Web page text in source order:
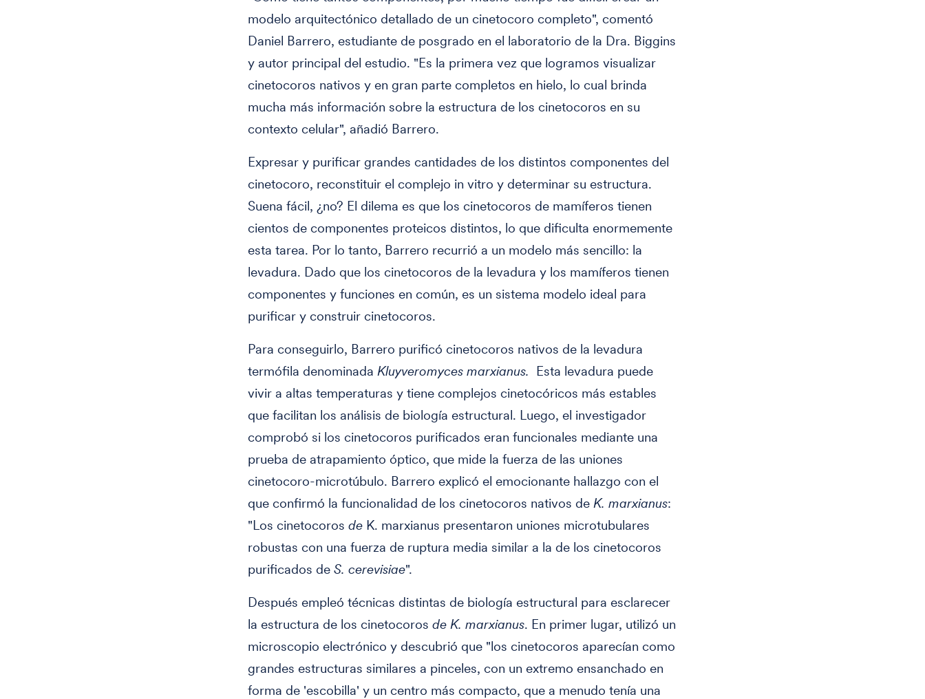
modelo arquitectónico detallado de un cinetocoro completo", comentó
Daniel Barrero, estudiante de posgrado en el laboratorio de la Dra. Biggins
y autor principal del estudio. "Es la primera vez que logramos visualizar
cinetocoros nativos y en gran parte completos en hielo, lo cual brinda
mucha más información sobre la estructura de los cinetocoros en su
contexto celular", añadió Barrero.
Expresar y purificar grandes cantidades de los distintos componentes del
cinetocoro, reconstituir el complejo in vitro y determinar su estructura.
Suena fácil, ¿no? El dilema es que los cinetocoros de mamíferos tienen
cientos de componentes proteicos distintos, lo que dificulta enormemente
esta tarea. Por lo tanto, Barrero recurrió a un modelo más sencillo: la
levadura. Dado que los cinetocoros de la levadura y los mamíferos tienen
componentes y funciones en común, es un sistema modelo ideal para
purificar y construir cinetocoros.
Para conseguirlo, Barrero purificó cinetocoros nativos de la levadura
termófila denominada Kluyveromyces marxianus. Esta levadura puede
vivir a altas temperaturas y tiene complejos cinetocóricos más estables
que facilitan los análisis de biología estructural. Luego, el investigador
comprobó si los cinetocoros purificados eran funcionales mediante una
prueba de atrapamiento óptico, que mide la fuerza de las uniones
cinetocoro-microtúbulo. Barrero explicó el emocionante hallazgo con el
que confirmó la funcionalidad de los cinetocoros nativos de K. marxianus:
"Los cinetocoros de K. marxianus presentaron uniones microtubulares
robustas con una fuerza de ruptura media similar a la de los cinetocoros
purificados de S. cerevisiae".
Después empleó técnicas distintas de biología estructural para esclarecer
la estructura de los cinetocoros de K. marxianus. En primer lugar, utilizó un
microscopio electrónico y descubrió que "los cinetocoros aparecían como
grandes estructuras similares a pinceles, con un extremo ensanchado en
forma de 'escobilla' y un centro más compacto, que a menudo tenía una